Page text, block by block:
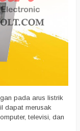
pada arus listrik
dapat merusak
televisi, dan